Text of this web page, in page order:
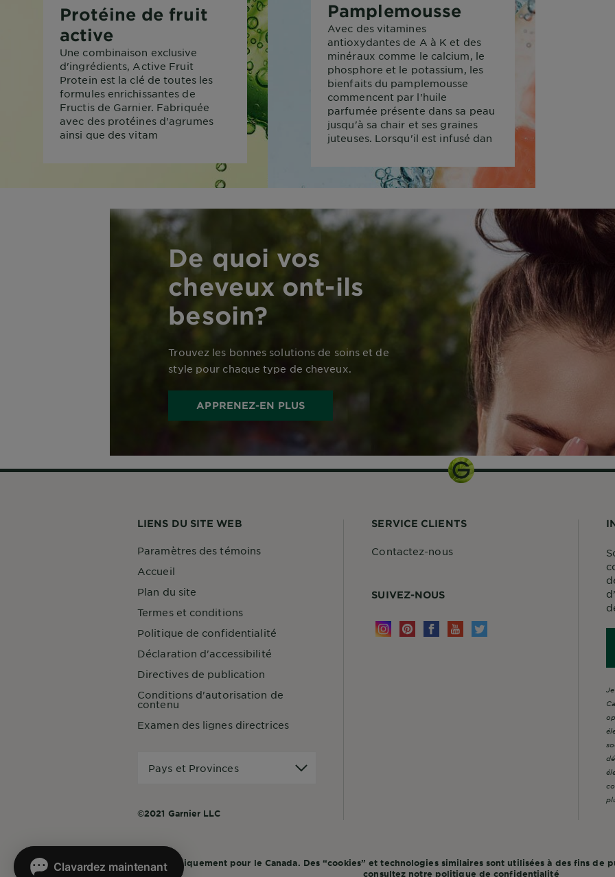
Protéine de fruit
active
Une combinaison exclusive
d'ingrédients, Active Fruit
Protein est la clé de toutes les
formules enrichissantes de
Fructis de Garnier. Fabriquée
avec des protéines d'agrumes
ainsi que des vitam
Pamplemousse
Avec des vitamines
antioxydantes de A à K et des
minéraux comme le calcium, le
phosphore et le potassium, les
bienfaits du pamplemousse
commencent par l'huile
parfumée présente dans sa peau
jusqu'à sa chair et ses graines
juteuses. Lorsqu'il est infusé dan
SLIDE 1
SLIDE 2
De quoi vos
cheveux ont-ils
besoin?
Trouvez les bonnes solutions de soins et de
style pour chaque type de cheveux.
APPRENEZ-EN PLUS
LIENS DU SITE WEB
Paramètres des témoins
Accueil
Plan du site
Termes et conditions
Politique de confidentialité
Déclaration d'accessibilité
Directives de publication
Conditions d'autorisation de
contenu
Examen des lignes directrices
©2021 Garnier LLC
Pays et Provinces
SERVICE CLIENTS
Contactez-nous
SUIVEZ-NOUS
Ce site est uniquement pour le Canada. Des “cookies” et technologies similaires sont utilisées à des fins de
consultez notre politique de confidentialité